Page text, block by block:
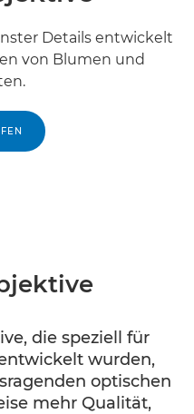
Details entwickelt
von Blumen und
die speziell für
wurden,
optischen
mehr Qualität,